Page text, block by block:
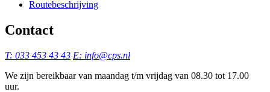
Routebeschrijving
Contact
T: 033 453 43 43 E: info@cps.nl
We zijn bereikbaar van maandag t/m vrijdag van 08.30 tot 17.00
uur.